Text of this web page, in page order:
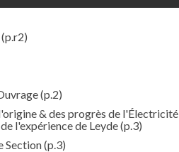
(p.r2)
(p.2)
& des progrès de l'Électricité
l'expérience de Leyde(p.3)
Section(p.3)